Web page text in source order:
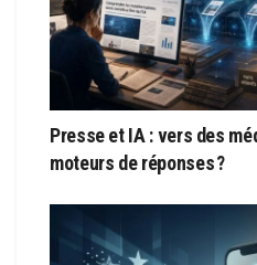
Presse et IA : vers des
moteurs de réponses ?